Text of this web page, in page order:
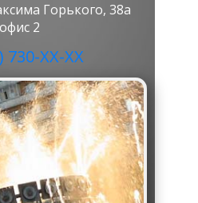
Горького, 38а
офис 2
730-ХХ-ХХ